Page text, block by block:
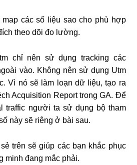
map các số liệu sao cho phù hợp
theo dõi đo lường.
chỉ nên sử dụng tracking các
vào. Không nên sử dụng Utm
Vì nó sẽ làm loạn dữ liệu, tạo ra
Acquisition Report trong GA. Để
traffic người ta sử dụng bộ tham
này sẽ riêng ở bài sau.
trên sẽ giúp các bạn khắc phục
minh đang mắc phải.